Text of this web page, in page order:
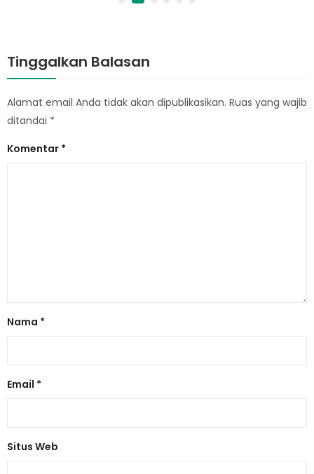
Tinggalkan Balasan
Alamat email Anda tidak akan dipublikasikan. Ruas yang wajib
ditandai *
Komentar *
Nama *
Email *
Situs Web